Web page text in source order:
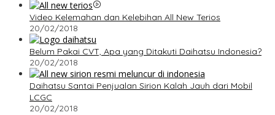
Video Kelemahan dan Kelebihan All New Terios
20/02/2018
Belum Pakai CVT, Apa yang Ditakuti Daihatsu Indonesia?
20/02/2018
Daihatsu Santai Penjualan Sirion Kalah Jauh dari Mobil
LCGC
20/02/2018